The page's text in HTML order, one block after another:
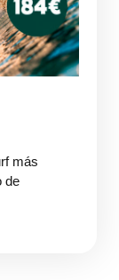
más
de